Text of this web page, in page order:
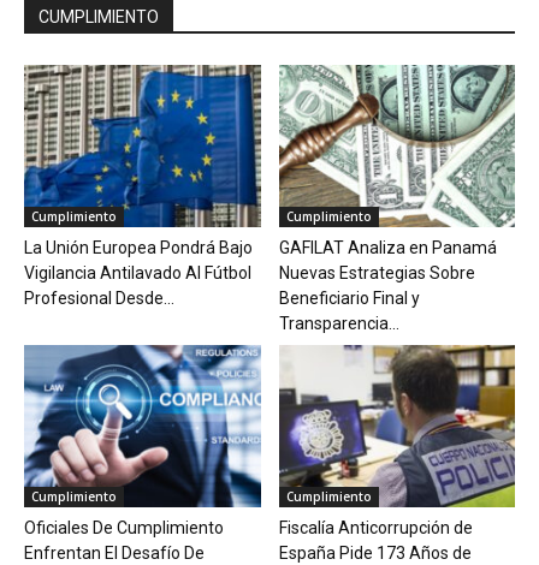
CUMPLIMIENTO
Cumplimiento
La Unión Europea Pondrá Bajo
Vigilancia Antilavado Al Fútbol
Profesional Desde...
Cumplimiento
GAFILAT Analiza en Panamá
Nuevas Estrategias Sobre
Beneficiario Final y
Transparencia...
Cumplimiento
Oficiales De Cumplimiento
Enfrentan El Desafío De
Cumplimiento
Fiscalía Anticorrupción de
España Pide 173 Años de